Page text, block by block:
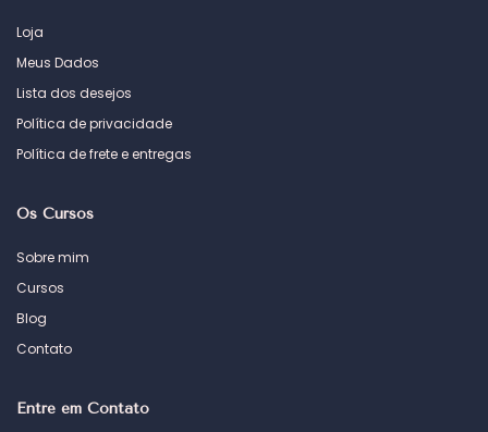
Loja
Meus Dados
Lista dos desejos
Política de privacidade
Política de frete e entregas
Os Cursos
Sobre mim
Cursos
Blog
Contato
Entre em Contato